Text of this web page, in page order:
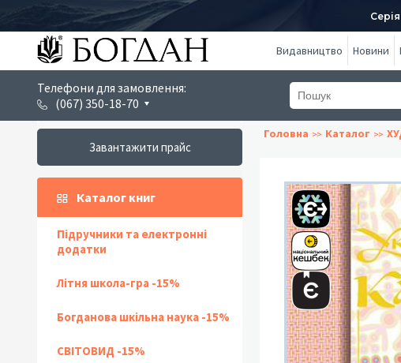
Видавництво Новини
Телефони для замовлення:
(067) 350-18-70
Завантажити прайс
Каталог книг
Підручники та електронні
додатки
Літня школа-гра -15%
Богданова шкільна наука -15%
СВІТОВИД -15%
Головна Каталог